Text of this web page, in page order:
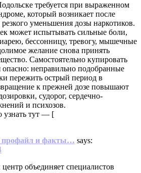
требуется при выраженном
который возникает после
уменьшения дозы наркотиков.
может испытывать сильные боли,
бессонницу, тревогу, мышечные
желание снова принять
Самостоятельно купировать
опасно: неправильно подобранные
пережить острый период в
к прежней дозе повышают
судорог, сердечно-
и психозов.
узнать тут — [
профайл и факты… says:
объединяет специалистов